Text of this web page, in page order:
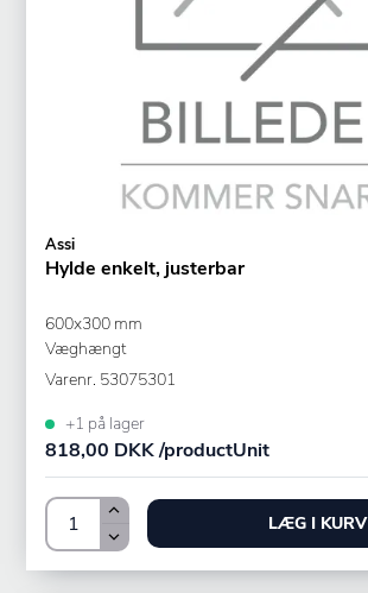
Assi
Hylde enkelt, justerbar
600x300 mm
Væghængt
Varenr. 53075301
+1 på lager
818,00 DKK /productUnit
LÆG I KURV